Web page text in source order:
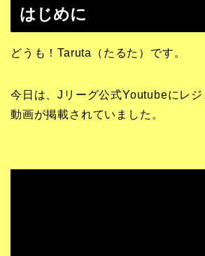
はじめに
どうも！Taruta（たるた）です。
今日は、Jリーグ公式Youtubeにレ
動画が掲載されていました。